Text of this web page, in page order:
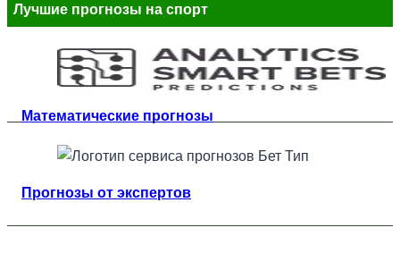
Лучшие прогнозы на спорт
Математические прогнозы
Прогнозы от экспертов